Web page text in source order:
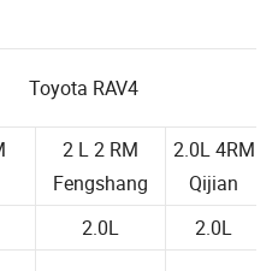
2 L 2 RM
Fengshang
2.0L 4RM
Qijian
2.0L
2.0L